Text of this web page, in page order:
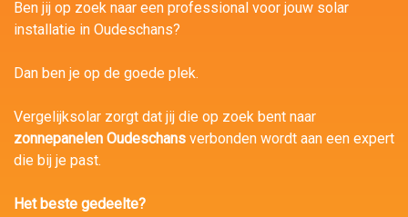
Ben jij op zoek naar een professional voor jouw solar
installatie in Oudeschans?
Dan ben je op de goede plek.
Vergelijksolar zorgt dat jij die op zoek bent naar
zonnepanelen Oudeschans verbonden wordt aan een expert
die bij je past.
Het beste gedeelte?